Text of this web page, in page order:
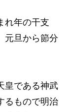
れ年の干支
元旦から節分
皇である神武
るもので明治